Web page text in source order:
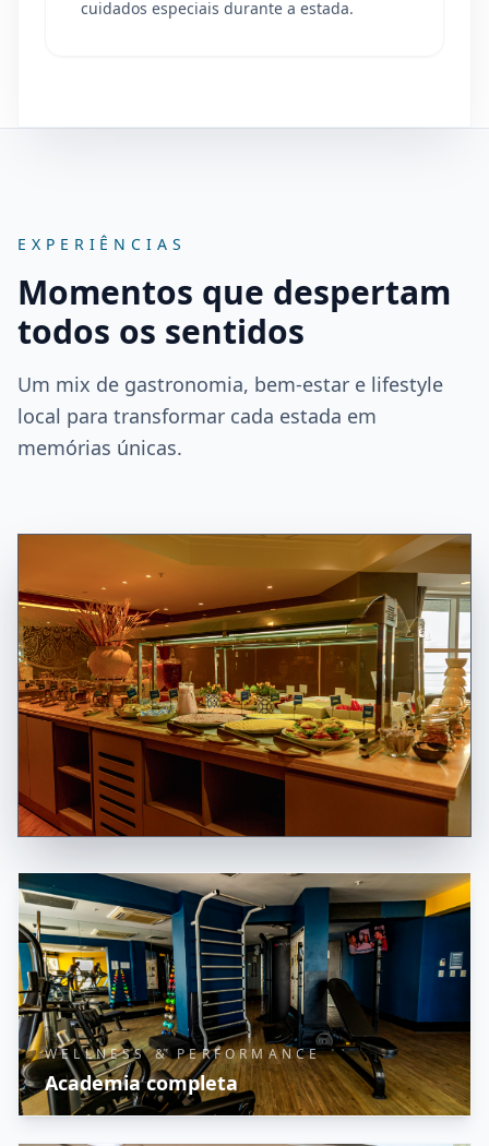
cuidados especiais durante a estada.
EXPERIÊNCIAS
Momentos que despertam
todos os sentidos
Um mix de gastronomia, bem-estar e lifestyle
local para transformar cada estada em
memórias únicas.
GASTRONOMIA & MÚSICA
Restaurante Yuru
Menu autoral com ingredientes locais,
vinhos selecionados, coquetéis de
assinatura e noites com música ao vivo.
WELLNESS & PERFORMANCE
Academia completa